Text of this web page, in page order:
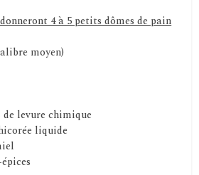
4 à 5 petits dômes de pain
moyen)
levure chimique
liquide